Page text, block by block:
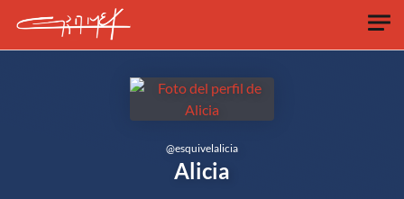
Skip to main content
@esquivelalicia
Alicia